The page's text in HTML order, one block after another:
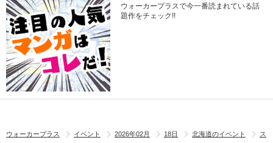
ウォーカープラスで今一番読まれている話
題作をチェック!!
ウォーカープラス イベント 2026年02月 18日 北海道のイベント
ス